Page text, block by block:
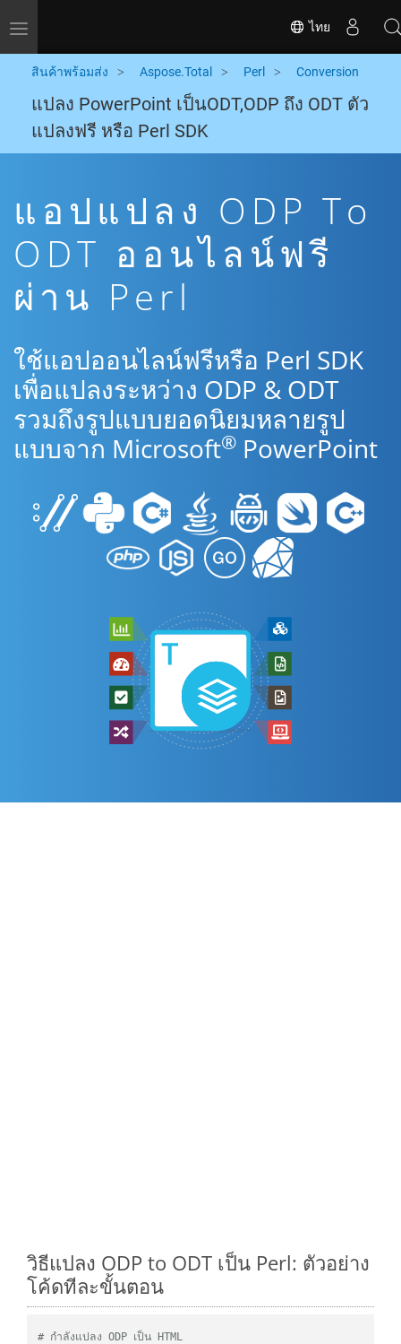
Toggle navigation ไทย
สินค้าพร้อมส่ง Aspose.Total Perl Conversion
แปลง PowerPoint เป็นODT,ODP ถึง ODT ตัว
แปลงฟรี หรือ Perl SDK
แอปแปลง ODP To
ODT ออนไลน์ฟรี
ผ่าน Perl
ใช้แอปออนไลน์ฟรีหรือ Perl SDK
เพื่อแปลงระหว่าง ODP & ODT
รวมถึงรูปแบบยอดนิยมหลายรูป
แบบจาก Microsoft® PowerPoint
วิธีแปลง ODP to ODT เป็น Perl: ตัวอย่าง
โค้ดทีละขั้นตอน
# กำลังแปลง ODP เป็น HTML